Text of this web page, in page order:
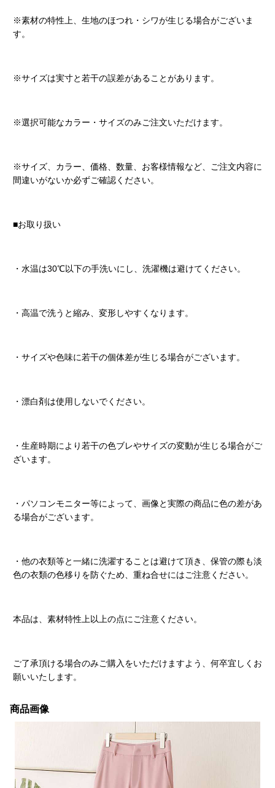
※素材の特性上、生地のほつれ・シワが生じる場合がございま
す。
※サイズは実寸と若干の誤差があることがあります。
※選択可能なカラー・サイズのみご注文いただけます。
※サイズ、カラー、価格、数量、お客様情報など、ご注文内容に
間違いがないか必ずご確認ください。
■お取り扱い
・水温は30℃以下の手洗いにし、洗濯機は避けてください。
・高温で洗うと縮み、変形しやすくなります。
・サイズや色味に若干の個体差が生じる場合がございます。
・漂白剤は使用しないでください。
・生産時期により若干の色ブレやサイズの変動が生じる場合がご
ざいます。
・パソコンモニター等によって、画像と実際の商品に色の差があ
る場合がございます。
・他の衣類等と一緒に洗濯することは避けて頂き、保管の際も淡
色の衣類の色移りを防ぐため、重ね合せにはご注意ください。
本品は、素材特性上以上の点にご注意ください。
ご了承頂ける場合のみご購入をいただけますよう、何卒宜しくお
願いいたします。
商品画像